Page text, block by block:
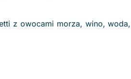
z owocami morza, wino, woda,